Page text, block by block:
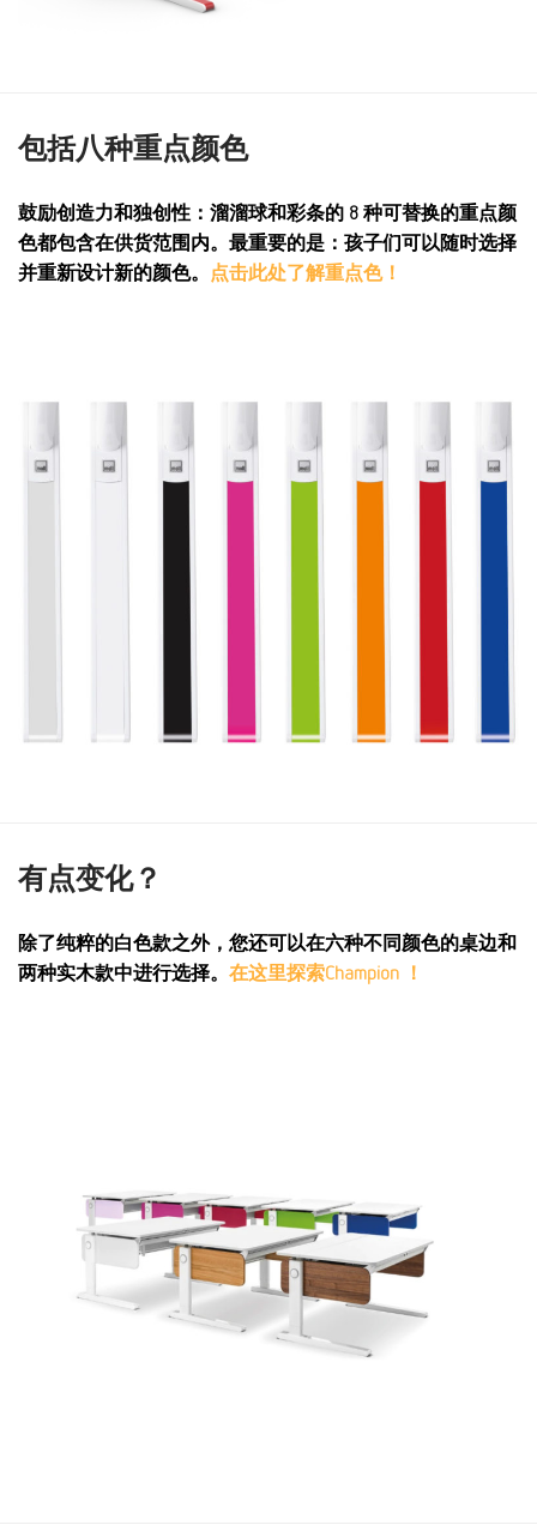
包括八种重点颜色
鼓励创造力和独创性：溜溜球和彩条的 8 种可替换的重点颜
色都包含在供货范围内。最重要的是：孩子们可以随时选择
并重新设计新的颜色。 点击此处了解重点色！
有点变化？
除了纯粹的白色款之外，您还可以在六种不同颜色的桌边和
两种实木款中进行选择。 在这里探索Champion ！